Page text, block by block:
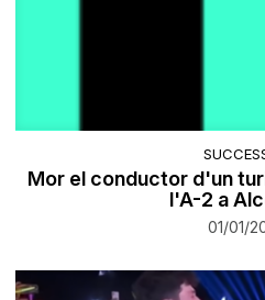
Mor el conductor d'un
l'A-2 a
01/01/